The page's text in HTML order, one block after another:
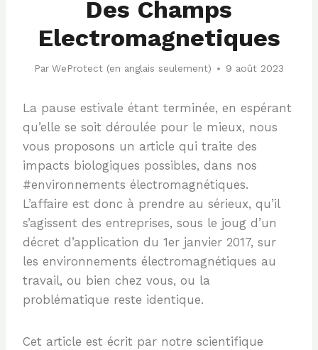
Des Champs
Electromagnetiques
Par WeProtect (en anglais seulement) 9 août 2023
La pause estivale étant terminée, en espérant
qu’elle se soit déroulée pour le mieux, nous
vous proposons un article qui traite des
impacts biologiques possibles, dans nos
#environnements électromagnétiques.
L’affaire est donc à prendre au sérieux, qu’il
s’agissent des entreprises, sous le joug d’un
décret d’application du 1er janvier 2017, sur
les environnements électromagnétiques au
travail, ou bien chez vous, ou la
problématique reste identique.
Cet article est écrit par notre scientifique